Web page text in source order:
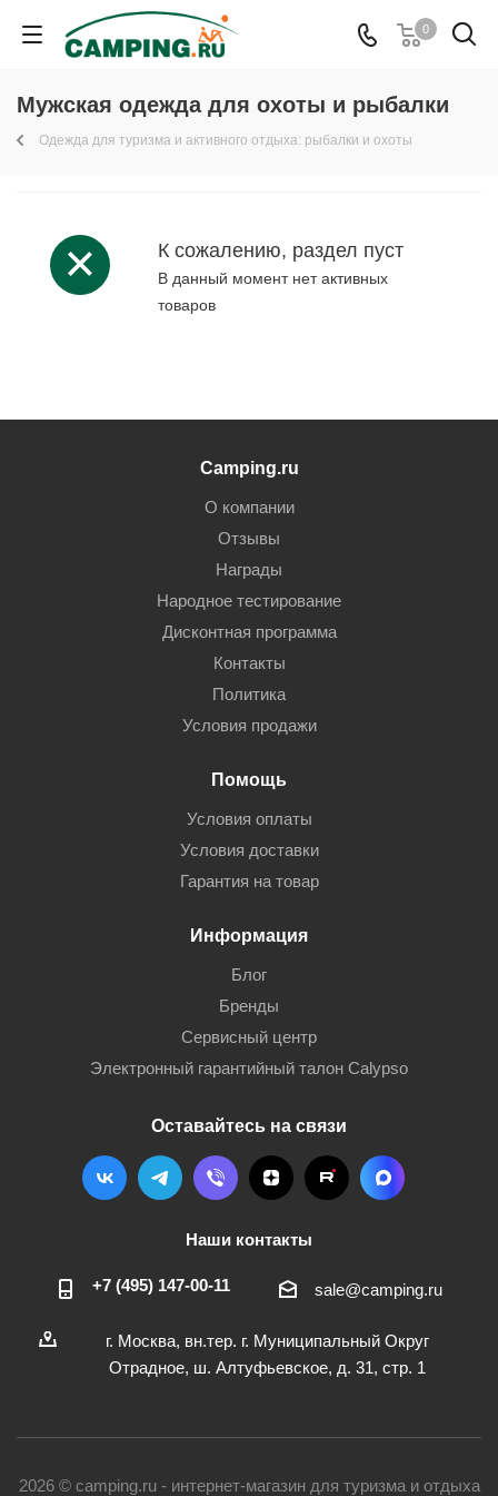
0
Мужская одежда для охоты и рыбалки
Одежда для туризма и активного отдыха: рыбалки и охоты
К сожалению, раздел пуст
В данный момент нет активных
товаров
Camping.ru
О компании
Отзывы
Награды
Народное тестирование
Дисконтная программа
Контакты
Политика
Условия продажи
Помощь
Условия оплаты
Условия доставки
Гарантия на товар
Информация
Блог
Бренды
Сервисный центр
Электронный гарантийный талон Calypso
Оставайтесь на связи
Наши контакты
+7 (495) 147-00-11 sale@camping.ru
г. Москва, вн.тер. г. Муниципальный Округ
Отрадное, ш. Алтуфьевское, д. 31, стр. 1
2026 © camping.ru - интернет-магазин для туризма и отдыха